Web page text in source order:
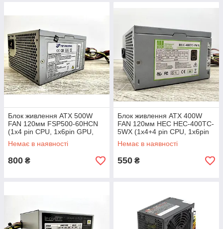
Блок живлення ATX 500W
FAN 120мм FSP500-60HCN
(1х4 pin CPU, 1x6pin GPU,
2xSATA)
Немає в наявності
800 ₴
Блок живлення ATX 400W
FAN 120мм HEC HEC-400TC-
5WX (1х4+4 pin CPU, 1x6pin
GPU, 4xSATA) 80 PLUS
Bronze
Немає в наявності
550 ₴